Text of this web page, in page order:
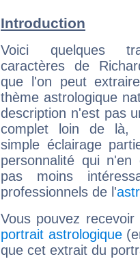
Introduction
Voici quelques
caractères de
que l'on peut
thème astrologique
description n'est pas
complet loin de là,
simple éclairage
personnalité qui n'en
pas moins
professionnels de l'
Vous pouvez
portrait astrologique
que cet extrait du